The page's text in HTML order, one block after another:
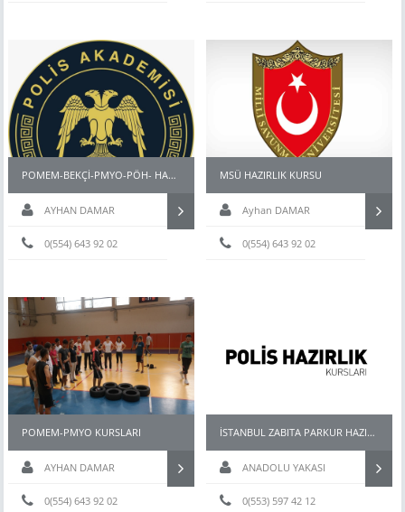
POMEM-BEKÇİ-PMYO-PÖH- HAZIRLIK KURSU İSTANBUL
AYHAN DAMAR
0(554) 643 92 02
MSÜ HAZIRLIK KURSU
Ayhan DAMAR
0(554) 643 92 02
POMEM-PMYO KURSLARI
AYHAN DAMAR
0(554) 643 92 02
İSTANBUL ZABITA PARKUR HAZIRLIK KURSU
ANADOLU YAKASI
0(553) 597 42 12